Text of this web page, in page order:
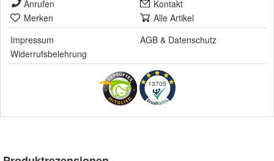
Anrufen
Kontakt
Merken
Alle Artikel
Impressum
AGB & Datenschutz
Widerrufsbelehrung
13705